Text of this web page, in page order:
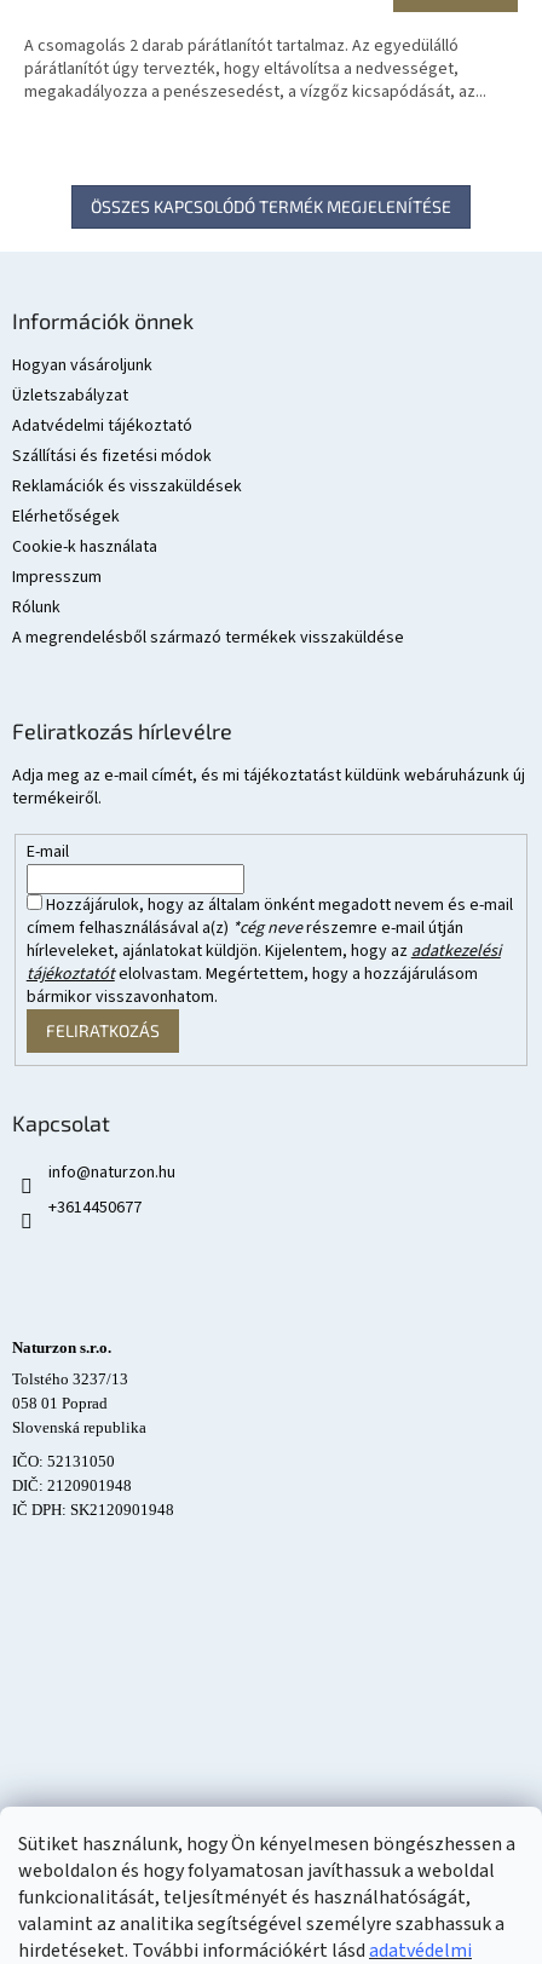
Sütiket használunk, hogy Ön kényelmesen böngészhessen a
weboldalon és hogy folyamatosan javíthassuk a weboldal
funkcionalitását, teljesítményét és használhatóságát,
valamint az analitika segítségével személyre szabhassuk a
hirdetéseket. További információkért lásdadatvédelmi
A csomagolás 2 darab párátlanítót tartalmaz. Az egyedülálló
párátlanítót úgy tervezték, hogy eltávolítsa a nedvességet,
megakadályozza a penészesedést, a vízgőz kicsapódását, az...
ÖSSZES KAPCSOLÓDÓ TERMÉK MEGJELENÍTÉSE
Információk önnek
Hogyan vásároljunk
Üzletszabályzat
Adatvédelmi tájékoztató
Szállítási és fizetési módok
Reklamációk és visszaküldések
Elérhetőségek
Cookie-k használata
Impresszum
Rólunk
A megrendelésből származó termékek visszaküldése
Feliratkozás hírlevélre
Adja meg az e-mail címét, és mi tájékoztatást küldünk webáruházunk új
termékeiről.
E-mail
Hozzájárulok, hogy az általam önként megadott nevem és e-mail
címem felhasználásával a(z) *cég neverészemre e-mail útján
hírleveleket, ajánlatokat küldjön. Kijelentem, hogy az adatkezelési
tájékoztatótelolvastam. Megértettem, hogy a hozzájárulásom
bármikor visszavonhatom.
FELIRATKOZÁS
Kapcsolat
info@naturzon.hu
+3614450677
Naturzon s.r.o.
Tolstého 3237/13
058 01 Poprad
Slovenská republika
IČO: 52131050
DIČ: 2120901948
IČ DPH: SK2120901948